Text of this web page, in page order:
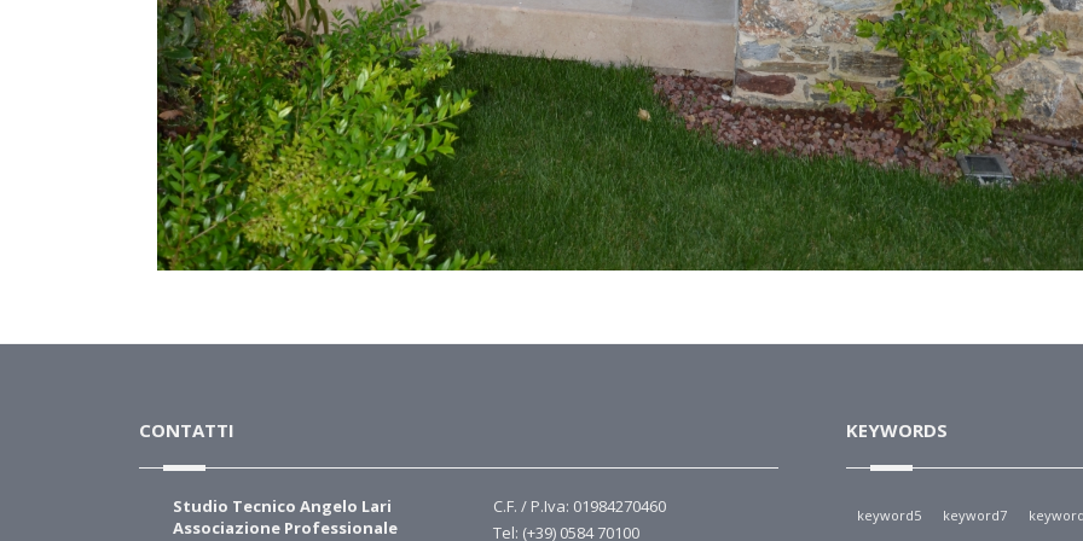
CONTATTI
Studio Tecnico Angelo Lari
Associazione Professionale
C.F. / P.Iva: 01984270460
Tel: (+39) 0584 70100
KEYWORDS
keyword5 keyword7